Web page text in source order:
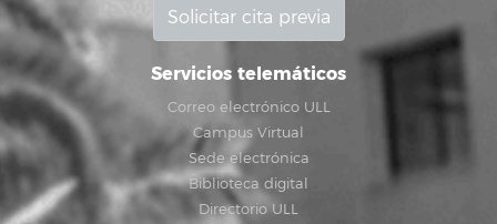
Solicitar cita previa
Servicios telemáticos
Correo electrónico ULL
Campus Virtual
Sede electrónica
Biblioteca digital
Directorio ULL